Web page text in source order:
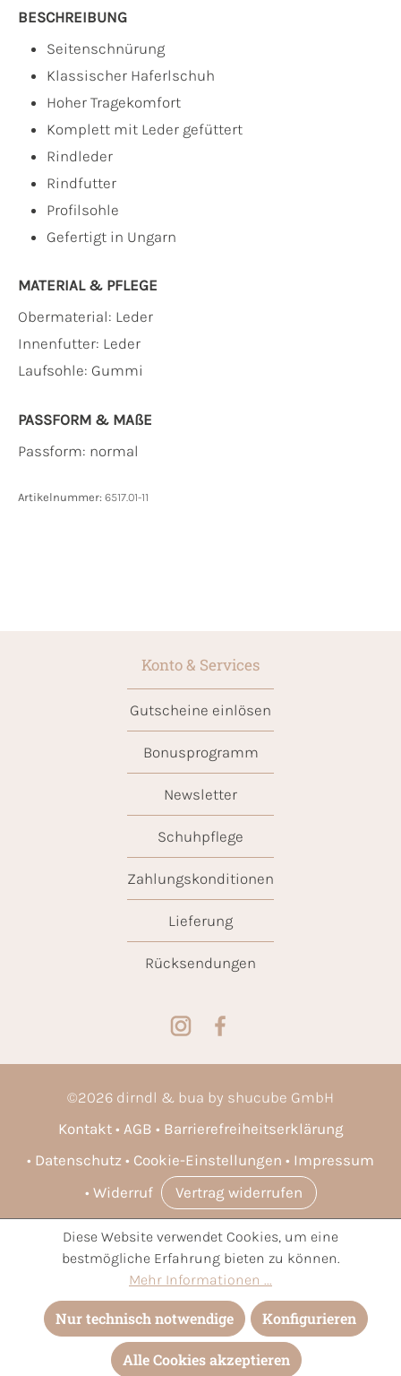
BESCHREIBUNG
Seitenschnürung
Klassischer Haferlschuh
Hoher Tragekomfort
Komplett mit Leder gefüttert
Rindleder
Rindfutter
Profilsohle
Gefertigt in Ungarn
MATERIAL & PFLEGE
Obermaterial: Leder
Innenfutter: Leder
Laufsohle: Gummi
PASSFORM & MAẞE
Passform: normal
Artikelnummer: 6517.01-11
Konto & Services
Gutscheine einlösen
Bonusprogramm
Newsletter
Schuhpflege
Zahlungskonditionen
Lieferung
Rücksendungen
©2026 dirndl & bua by shucube GmbH
Kontakt
AGB
Barrierefreiheitserklärung
Datenschutz
Cookie-Einstellungen
Impressum
Widerruf
Vertrag widerrufen
* Alle Preise inkl. gesetzl. Mehrwertsteuer zzgl.Versandkosten
und ggf. Nachnahmegebühren, wenn nicht anders angegeben.
Diese Website verwendet Cookies, um eine
bestmögliche Erfahrung bieten zu können.
Mehr Informationen ...
Nur technisch notwendige Konfigurieren
Alle Cookies akzeptieren